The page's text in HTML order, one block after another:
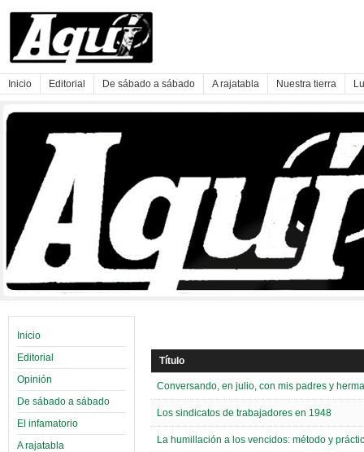
Inicio Editorial De sábado a sábado A rajatabla Nuestra tierra
Inicio
Editorial
Opinión
De sábado a sábado
El infamatorio
A rajatabla
Título
Conversando, en julio, con mis padres y
Los sindicatos de trabajadores en 1948
La humillación a los vencidos: método y